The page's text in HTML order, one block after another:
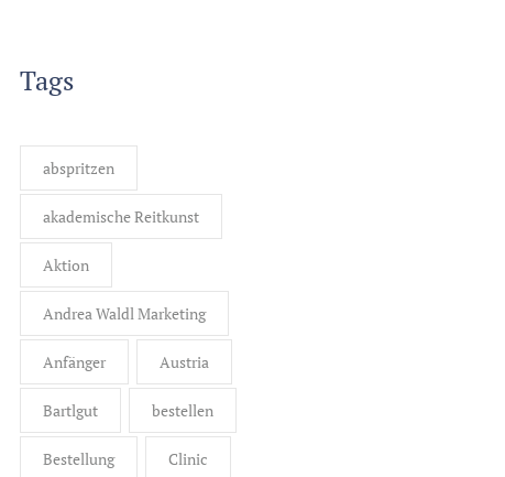
Tags
abspritzen
akademische Reitkunst
Aktion
Andrea Waldl Marketing
Anfänger Austria
Bartlgut bestellen
Bestellung Clinic